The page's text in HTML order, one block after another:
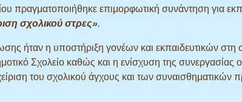
πραγματοποιήθηκε επιμορφωτική συνάντηση για
σχολικού στρες».
ήταν η υποστήριξη γονέων και εκπαιδευτικών στη
Σχολείο καθώς και η ενίσχυση της συνεργασίας
του σχολικού άγχους και των συναισθηματικών